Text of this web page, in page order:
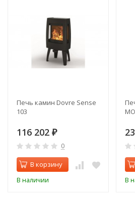
Печь камин Dovre Sense
103
116 202 ₽
0
В корзину
В наличии В